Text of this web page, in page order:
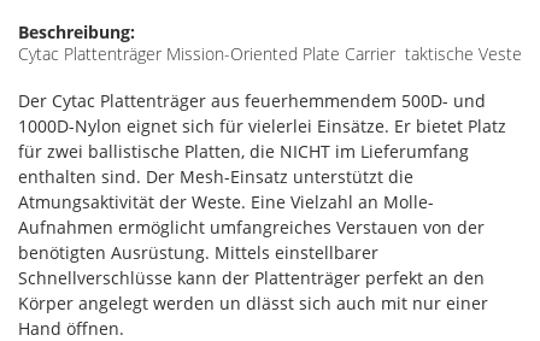
Beschreibung:
Cytac Plattenträger Mission-Oriented Plate Carrier taktische Veste
Der Cytac Plattenträger aus feuerhemmendem 500D- und
1000D-Nylon eignet sich für vielerlei Einsätze. Er bietet Platz
für zwei ballistische Platten, die NICHT im Lieferumfang
enthalten sind. Der Mesh-Einsatz unterstützt die
Atmungsaktivität der Weste. Eine Vielzahl an Molle-
Aufnahmen ermöglicht umfangreiches Verstauen von der
benötigten Ausrüstung. Mittels einstellbarer
Schnellverschlüsse kann der Plattenträger perfekt an den
Körper angelegt werden un dlässt sich auch mit nur einer
Hand öffnen.